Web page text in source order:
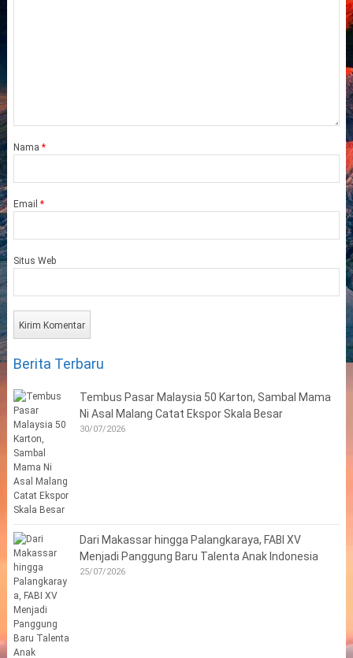
Nama *
Email *
Situs Web
Berita Terbaru
Tembus Pasar Malaysia 50 Karton, Sambal Mama
Ni Asal Malang Catat Ekspor Skala Besar
30/07/2026
Dari Makassar hingga Palangkaraya, FABI XV
Menjadi Panggung Baru Talenta Anak Indonesia
25/07/2026